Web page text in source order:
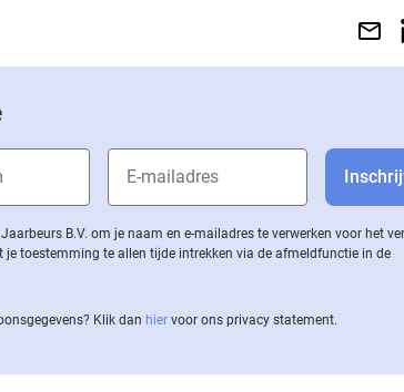
B.V. om je naam en e-mailadres te verwerken voor het
toestemming te allen tijde intrekken via de af­meld­func­tie in de
Klik dan hier voor ons privacy statement.